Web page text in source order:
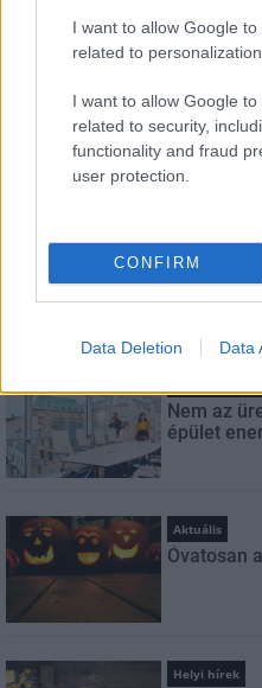
I want to allow Google
related to personalization.
I want to allow Google
related to security,
functionality and fraud
user protection.
CONFIRM
Data Deletion Data
Feliratkozom a
szabályzatot!
Nem az
épület
Aktuális
Óvatosan
Helyi hírek